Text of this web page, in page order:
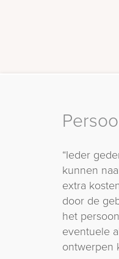
“Ieder
kunnen
extra
door de
het
eventuele
ontwerpen